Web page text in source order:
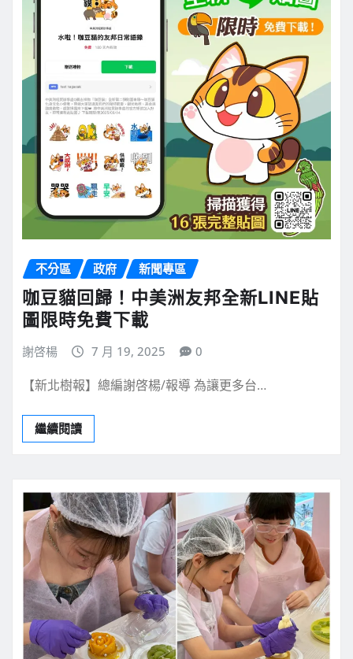
不分區 政府 新聞專區
咖豆貓回歸！中美洲友邦全新LINE貼
圖限時免費下載
謝啓楊 7 月 19, 2025 0
【新北樹報】總編謝啓楊/報導 為讓更多台…
繼續閱讀